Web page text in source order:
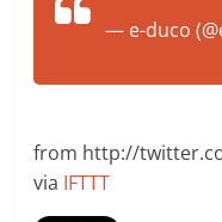
— e-duco
from http://
via IFTTT